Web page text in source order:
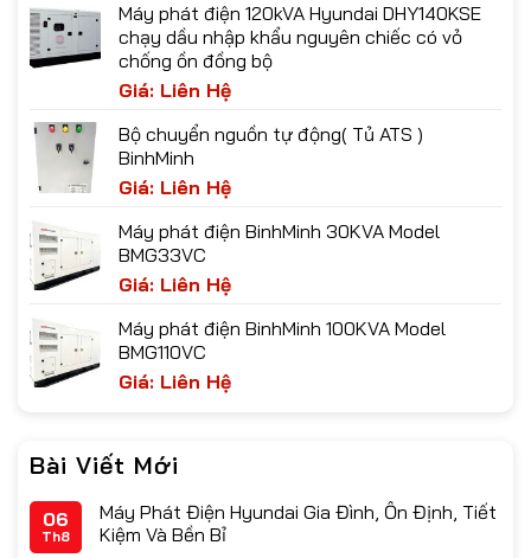
Máy phát điện 120kVA Hyundai DHY140KSE
chạy dầu nhập khẩu nguyên chiếc có vỏ
chống ồn đồng bộ
Giá: Liên Hệ
Bộ chuyển nguồn tự động( Tủ ATS )
BinhMinh
Giá: Liên Hệ
Máy phát điện BinhMinh 30KVA Model
BMG33VC
Giá: Liên Hệ
Máy phát điện BinhMinh 100KVA Model
BMG110VC
Giá: Liên Hệ
Bài Viết Mới
06
Th8
Máy Phát Điện Hyundai Gia Đình, Ổn Định, Tiết
Kiệm Và Bền Bỉ